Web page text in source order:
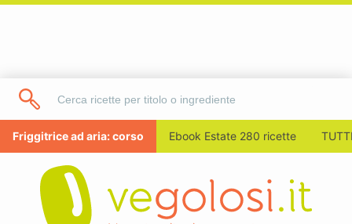
Friggitrice ad aria: corso Ebook Estate 280 ricette